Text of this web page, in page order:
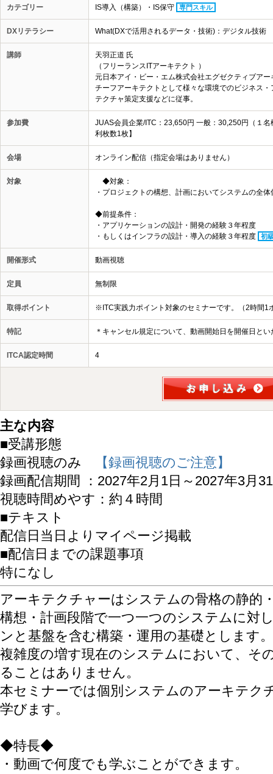
カテゴリー IS導入（構築）・IS保守 専門スキル
DXリテラシー What(DXで活用されるデータ・技術)：デジタル技術
講師
天羽正道 氏
（フリーランスITアーキテクト ）
元日本アイ・ビー・エム株式会社エグゼクティブアー
チーフアーキテクトとして様々な環境でのビジネス
テクチャ策定支援などに従事。
参加費
JUAS会員企業/ITC：23,650円 一般：30,250円（１
利枚数1枚】
会場 オンライン配信（指定会場はありません）
対象
◆対象：
・プロジェクトの構想、計画においてシステムの全
◆前提条件：
・アプリケーションの設計・開発の経験３年程度
・もしくはインフラの設計・導入の経験３年程度
初
開催形式 動画視聴
定員 無制限
取得ポイント ※ITC実践力ポイント対象のセミナーです。（2時間1
特記 ＊キャンセル規定について、動画開始日を開催日とい
ITCA認定時間 4
主な内容
■受講形態
録画視聴のみ
【録画視聴のご注意】
録画配信期間 ：2027年2月1日～2027年3月
視聴時間めやす：約４時間
■テキスト
配信日当日よりマイページ掲載
■配信日までの課題事項
特になし
アーキテクチャーはシステムの骨格の静的
構想・計画段階で一つ一つのシステムに対
ンと基盤を含む構築・運用の基礎とします。
複雑度の増す現在のシステムにおいて、そ
ることはありません。
本セミナーでは個別システムのアーキテク
学びます。
◆特長◆
・動画で何度でも学ぶことができます。